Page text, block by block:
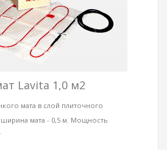
Lavita 1,0 м2
мата в слой плиточного
ширина мата - 0,5 м. Мощность